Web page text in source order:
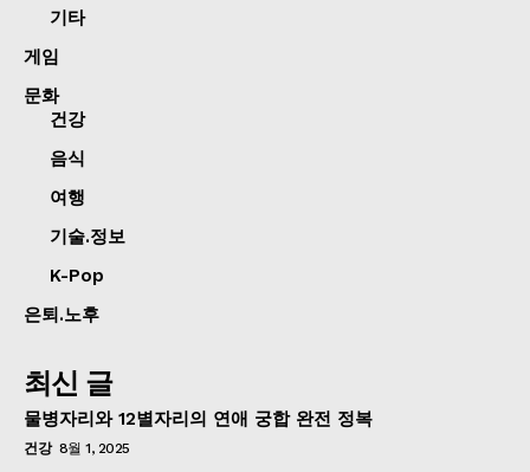
기타
게임
문화
건강
음식
여행
기술.정보
K-Pop
은퇴.노후
최신 글
물병자리와 12별자리의 연애 궁합 완전 정복
건강 8월 1, 2025